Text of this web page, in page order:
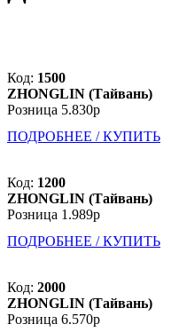
Код: 1500
ZHONGLIN (Тайвань)
Розница 5.830р
ПОДРОБНЕЕ / КУПИТЬ
Код: 1200
ZHONGLIN (Тайвань)
Розница 1.989р
ПОДРОБНЕЕ / КУПИТЬ
Код: 2000
ZHONGLIN (Тайвань)
Розница 6.570р